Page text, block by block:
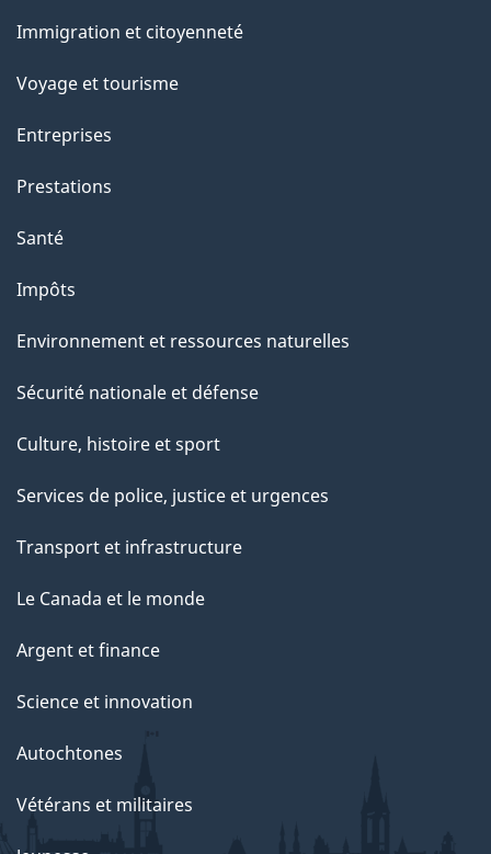
a
c
i
o
s
u
c
e
t
e
a
g
sujets
Immigration et citoyenneté
Voyage et tourisme
Entreprises
Prestations
Santé
Impôts
Environnement et ressources naturelles
Sécurité nationale et défense
Culture, histoire et sport
Services de police, justice et urgences
Transport et infrastructure
Le Canada et le monde
Argent et finance
Science et innovation
Autochtones
Vétérans et militaires